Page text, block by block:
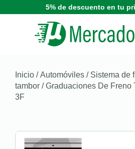
5% de descuento en tu
Inicio /Automóviles / Sistema de
tambor / Graduaciones De Freno
3F